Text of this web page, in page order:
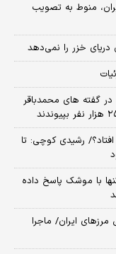
منوط به تصویب
خزر را نمی‌دهد
و کیفری در گفته های محمدباقر
رشیدی کوچی: تا
با موشک پاسخ داده
ایران/ ماجرا